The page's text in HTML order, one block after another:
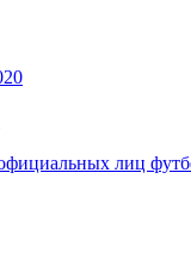
лиц